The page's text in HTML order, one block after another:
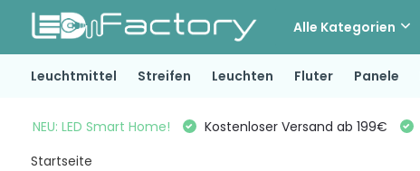
Alle Kategorien
Leuchtmittel Streifen Leuchten Fluter Panele
NEU: LED Smart Home! Kostenloser Versand ab 199€
Startseite